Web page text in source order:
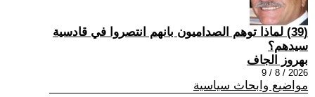
(39) ‏لماذا توهم الصداميون بانهم انتصروا في قادسية
سيدهم؟
بهروز الجاف
2026 / 8 / 9
مواضيع وابحاث سياسية